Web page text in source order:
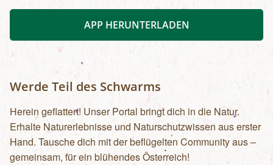
APP HERUNTERLADEN
Werde Teil des Schwarms
Herein geflattert! Unser Portal bringt dich in die Natur.
Erhalte Naturerlebnisse und Naturschutzwissen aus erster
Hand. Tausche dich mit der beflügelten Community aus –
gemeinsam, für ein blühendes Österreich!